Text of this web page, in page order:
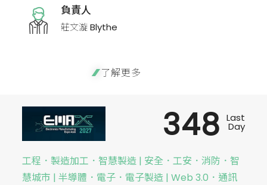
負責人
莊文漩 Blythe
了解更多
工程．製造加工．智慧製造 | 安全．工安．消防．智
慧城市 | 半導體．電子．電子製造 | Web 3.0．通訊
348 Last
Day